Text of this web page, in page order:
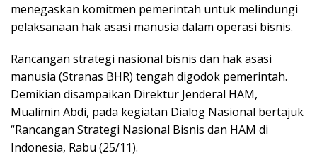
menegaskan komitmen pemerintah untuk melindungi
pelaksanaan hak asasi manusia dalam operasi bisnis.
Rancangan strategi nasional bisnis dan hak asasi
manusia (Stranas BHR) tengah digodok pemerintah.
Demikian disampaikan Direktur Jenderal HAM,
Mualimin Abdi, pada kegiatan Dialog Nasional bertajuk
“Rancangan Strategi Nasional Bisnis dan HAM di
Indonesia, Rabu (25/11).